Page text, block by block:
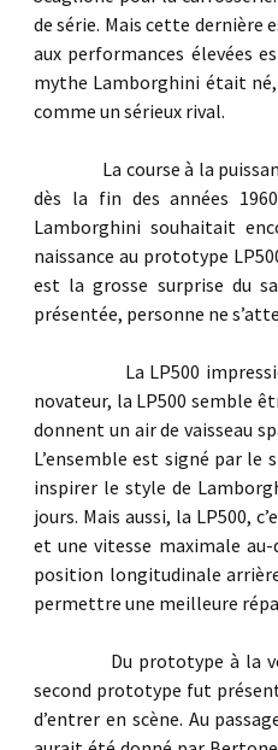
de série. Mais cette dernière
aux performances élevées
mythe Lamborghini était
comme un sérieux rival.
La course à la
dès la fin des années
Lamborghini souhaitait
naissance au prototype
est la grosse surprise du
présentée, personne ne
La LP500 impressionne
novateur, la LP500 semble
donnent un air de vaisseau
L’ensemble est signé par
inspirer le style de
jours. Mais aussi, la LP500,
et une vitesse maximale
position longitudinale
permettre une meilleure
Du prototype à la
second prototype fut
d’entrer en scène. Au